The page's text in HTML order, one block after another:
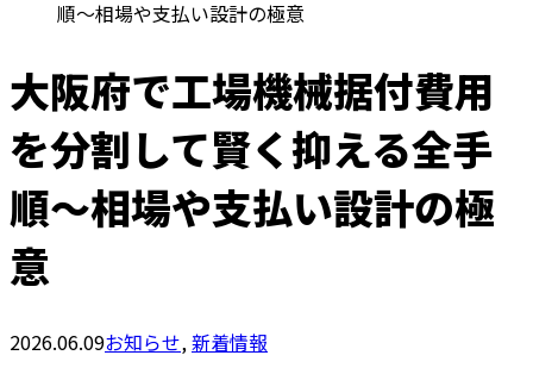
順〜相場や支払い設計の極意
大阪府で工場機械据付費用
を分割して賢く抑える全手
順〜相場や支払い設計の極
意
2026.06.09お知らせ,新着情報